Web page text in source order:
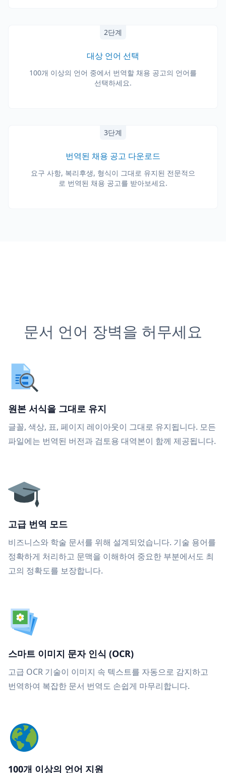
2단계
대상 언어 선택
100개 이상의 언어 중에서 번역할 채용 공고의 언어를
선택하세요.
3단계
번역된 채용 공고 다운로드
요구 사항, 복리후생, 형식이 그대로 유지된 전문적으
로 번역된 채용 공고를 받아보세요.
문서 언어 장벽을 허무세요
원본 서식을 그대로 유지
글꼴, 색상, 표, 페이지 레이아웃이 그대로 유지됩니다. 모든
파일에는 번역된 버전과 검토용 대역본이 함께 제공됩니다.
고급 번역 모드
비즈니스와 학술 문서를 위해 설계되었습니다. 기술 용어를
정확하게 처리하고 문맥을 이해하여 중요한 부분에서도 최
고의 정확도를 보장합니다.
스마트 이미지 문자 인식 (OCR)
고급 OCR 기술이 이미지 속 텍스트를 자동으로 감지하고
번역하여 복잡한 문서 번역도 손쉽게 마무리합니다.
100개 이상의 언어 지원